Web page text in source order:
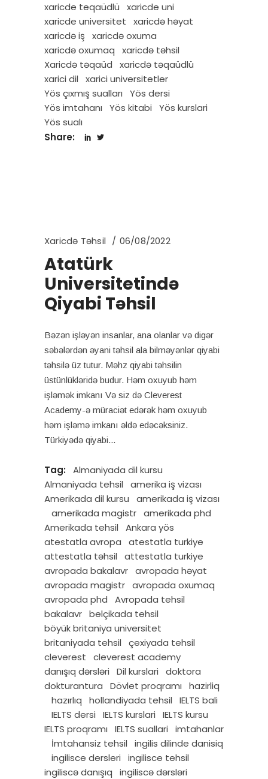
xaricde teqaüdlü
xaricde uni
xaricde universitet
xaricdə həyat
xaricdə iş
xaricdə oxuma
xaricdə oxumaq
xaricdə təhsil
Xaricdə təqaüd
xaricdə təqaüdlü
xarici dil
xarici universitetler
Yös çıxmış sualları
Yös dersi
Yös imtahanı
Yös kitabi
Yös kurslari
Yös sualı
Share:
Xaricdə Təhsil 06/08/2022
Atatürk
Universitetində
Qiyabi Təhsil
Bəzən işləyən insanlar, ana olanlar və digər
səbələrdən əyani təhsil ala bilməyənlər qiyabi
təhsilə üz tutur. Məhz qiyabi təhsilin
üstünlükləridə budur. Həm oxuyub həm
işləmək imkanı Və siz də Cleverest
Academy-ə müraciət edərək həm oxuyub
həm işləmə imkanı əldə edəcəksiniz.
Türkiyədə qiyabi
Tag:
Almaniyada dil kursu
Almaniyada tehsil
amerika iş vizası
Amerikada dil kursu
amerikada iş vizası
amerikada magistr amerikada phd
Amerikada tehsil
Ankara yös
atestatla avropa
atestatla turkiye
attestatla təhsil
attestatla turkiye
avropada bakalavr avropada həyat
avropada magistr avropada oxumaq
avropada phd
Avropada tehsil
bakalavr belçikada tehsil
böyük britaniya universitet
britaniyada tehsil
çexiyada tehsil
cleverest
cleverest academy
danışıq dərsləri
Dil kurslari
doktora
dokturantura
Dövlet proqramı
hazirliq
hazırlıq
hollandiyada tehsil
IELTS bali
IELTS dersi
IELTS kurslari
IELTS kursu
IELTS proqramı
IELTS suallari
imtahanlar
İmtahansiz tehsil
ingilis dilinde danisiq
ingilisce dersleri
ingilisce tehsil
ingiliscə danışıq
ingiliscə dərsləri